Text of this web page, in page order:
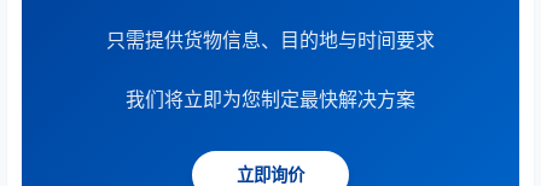
只需提供货物信息、目的地与时间要求
我们将立即为您制定最快解决方案
立即询价